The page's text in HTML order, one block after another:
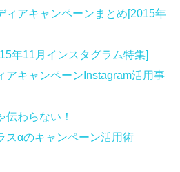
ィアキャンペーンまとめ[2015年
年11月インスタグラム特集]
アキャンペーンInstagram活用事
わらない！
スαのキャンペーン活用術